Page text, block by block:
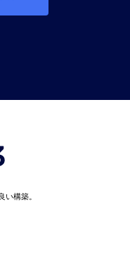
構築。